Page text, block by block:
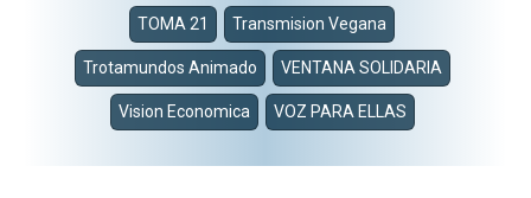
TOMA 21 Transmision Vegana
Trotamundos Animado VENTANA SOLIDARIA
Vision Economica VOZ PARA ELLAS